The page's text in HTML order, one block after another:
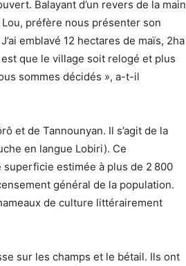
Balayant d’un revers de la main
préfère nous présenter son
emblavé 12 hectares de maïs, 2ha
que le village soit relogé et plus
sommes décidés », a-t-il
et de Tannounyan. Il s’agit de la
en langue Lobiri). Ce
estimée à plus de 2 800
général de la population.
de culture littérairement
sur les champs et le bétail. Ils ont